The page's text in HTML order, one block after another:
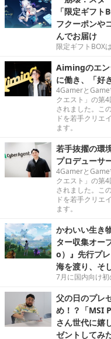
「限定ギフ
フクーポンや
んでお届け
限定ギフトBOX
Aimingのエン
に働き、「好
4Gamerと
クエスト」の第
されました。こ
ドを若手クリエ
ます。
若手抜擢の環
プロデューサ
4Gamerと
クエスト」の第
されました。こ
ドを若手クリエ
ます。
かわいい生き
ター収集オー
o）』先行プ
海を渡り、そ
7月に国内向け初
父の日のプレ
め！？「MSI
さん世代に嬉
ゼントしてみ